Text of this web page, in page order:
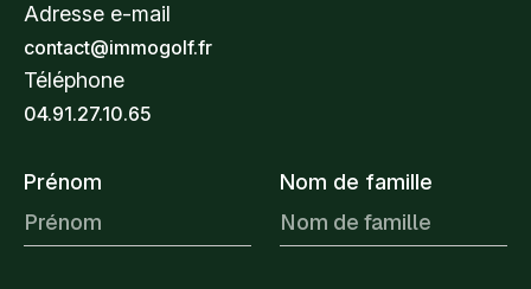
Adresse e-mail
contact@immogolf.fr
Téléphone
04.91.27.10.65
Prénom Nom de famille